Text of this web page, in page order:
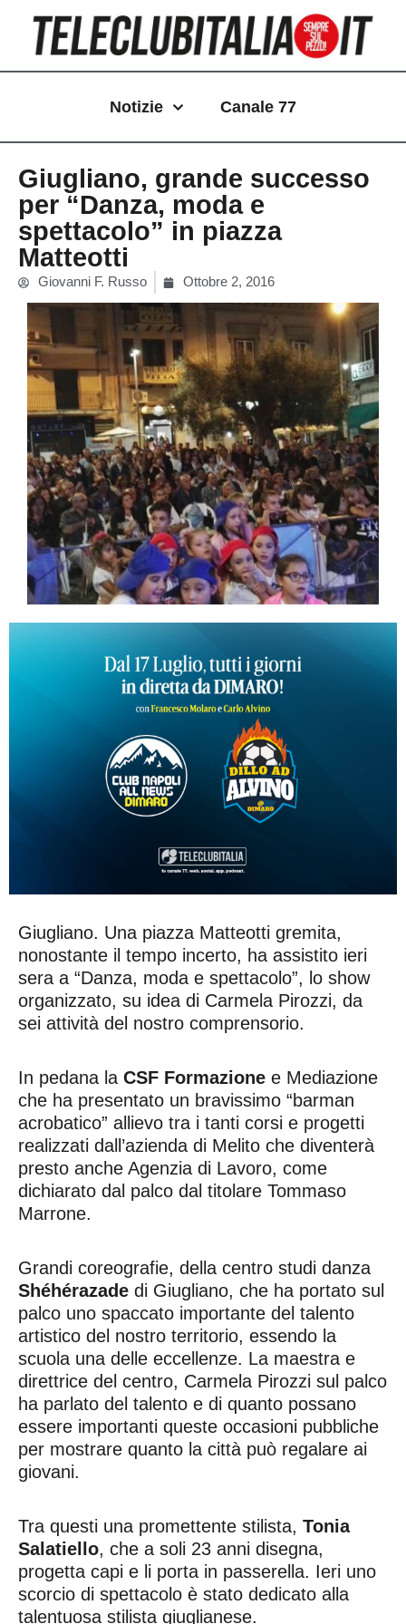
contenuto
Notizie Canale 77
Giugliano, grande successo
per “Danza, moda e
spettacolo” in piazza
Matteotti
Giovanni F. Russo Ottobre 2, 2016
Giugliano. Una piazza Matteotti gremita,
nonostante il tempo incerto, ha assistito ieri
sera a “Danza, moda e spettacolo”, lo show
organizzato, su idea di Carmela Pirozzi, da
sei attività del nostro comprensorio.
In pedana la CSF Formazione e Mediazione
che ha presentato un bravissimo “barman
acrobatico” allievo tra i tanti corsi e progetti
realizzati dall’azienda di Melito che diventerà
presto anche Agenzia di Lavoro, come
dichiarato dal palco dal titolare Tommaso
Marrone.
Grandi coreografie, della centro studi danza
Shéhérazade di Giugliano, che ha portato sul
palco uno spaccato importante del talento
artistico del nostro territorio, essendo la
scuola una delle eccellenze. La maestra e
direttrice del centro, Carmela Pirozzi sul palco
ha parlato del talento e di quanto possano
essere importanti queste occasioni pubbliche
per mostrare quanto la città può regalare ai
giovani.
Tra questi una promettente stilista, Tonia
Salatiello, che a soli 23 anni disegna,
progetta capi e li porta in passerella. Ieri uno
scorcio di spettacolo è stato dedicato alla
talentuosa stilista giuglianese.